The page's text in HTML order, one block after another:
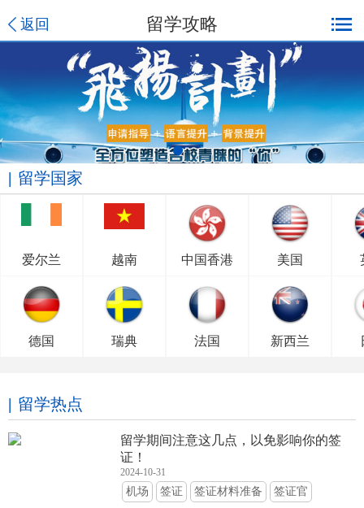
返回 留学攻略
留学国家
爱尔兰 越南 中国香港 美国
德国 瑞典 法国 新西兰
留学热点
留学期间注意这几点，以免影响你的签
证！
2024-10-31
机场 签证 签证材料准备 签证官